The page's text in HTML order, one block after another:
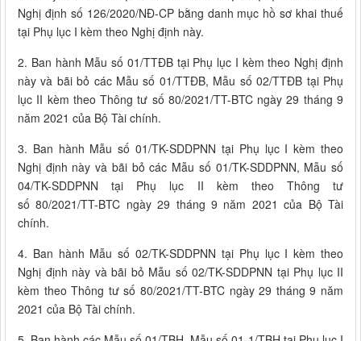
Nghị định số 126/2020/NĐ-CP bằng danh mục hồ sơ khai thuế
tại Phụ lục I kèm theo Nghị định này.
2. Ban hành Mẫu số 01/TTĐB tại Phụ lục I kèm theo Nghị định
này và bãi bỏ các Mẫu số 01/TTĐB, Mẫu số 02/TTĐB tại Phụ
lục II kèm theo Thông tư số 80/2021/TT-BTC ngày 29 tháng 9
năm 2021 của Bộ Tài chính.
3. Ban hành Mẫu số 01/TK-SDDPNN tại Phụ lục I kèm theo
Nghị định này và bãi bỏ các Mẫu số 01/TK-SDDPNN, Mẫu số
04/TK-SDDPNN tại Phụ lục II kèm theo Thông tư
số 80/2021/TT-BTC ngày 29 tháng 9 năm 2021 của Bộ Tài
chính.
4. Ban hành Mẫu số 02/TK-SDDPNN tại Phụ lục I kèm theo
Nghị định này và bãi bỏ Mẫu số 02/TK-SDDPNN tại Phụ lục II
kèm theo Thông tư số 80/2021/TT-BTC ngày 29 tháng 9 năm
2021 của Bộ Tài chính.